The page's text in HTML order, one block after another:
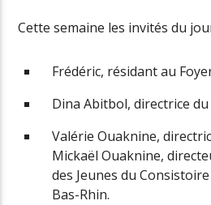
Cette semaine les invités du
Frédéric, résidant au
Dina Abitbol, directrice
Valérie Ouaknine,
Mickaël Ouaknine,
des Jeunes du
Bas-Rhin.